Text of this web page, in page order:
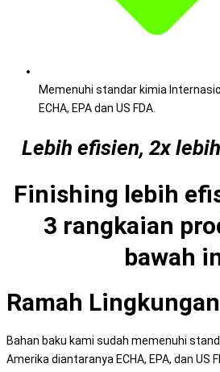
Memenuhi standar kimia
ECHA, EPA dan US FDA.
Lebih efisien, 2x
Finishing lebih
3 rangkaian
bawah
Ramah Lingkungan
Bahan baku kami sudah memenuhi
Amerika diantaranya ECHA, EPA, dan US